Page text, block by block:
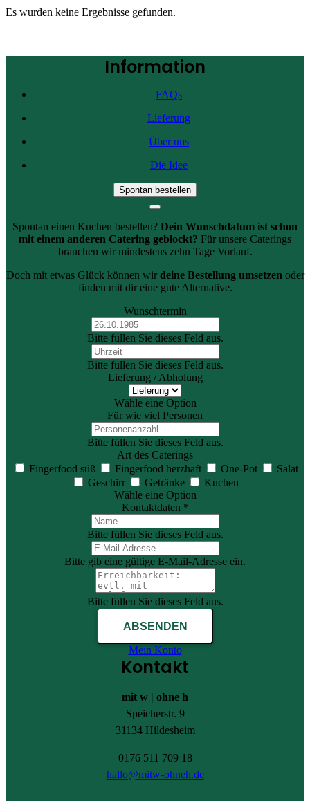
Es wurden keine Ergebnisse gefunden.
Information
FAQs
Lieferung
Über uns
Die Idee
Spontan bestellen
Spontan einen Kuchen bestellen? Dein Wunschdatum ist schon
mit einem anderen Catering geblockt? Für unsere Caterings
brauchen wir mindestens zehn Tage Vorlauf.
Doch mit etwas Glück können wirdeine Bestellung umsetzen oder
finden mit dir eine gute Alternative.
Wunschtermin
Bitte füllen Sie dieses Feld aus.
Bitte füllen Sie dieses Feld aus.
Lieferung / Abholung
Wähle eine Option
Für wie viel Personen
Bitte füllen Sie dieses Feld aus.
Art des Caterings
Fingerfood süß
Fingerfood herzhaft One-Pot
Salat
Geschirr
Getränke
Kuchen
Wähle eine Option
Kontaktdaten *
Bitte füllen Sie dieses Feld aus.
Bitte gib eine gültige E-Mail-Adresse ein.
Bitte füllen Sie dieses Feld aus.
ABSENDEN
Mein Konto
Kontakt
mit w | ohne h
Speicherstr. 9
31134 Hildesheim
0176 511 709 18
hallo@mitw-ohneh.de